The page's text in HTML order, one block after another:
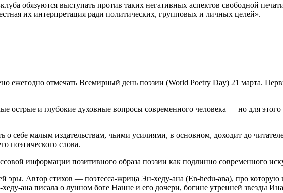
обязуются выступать против таких негативных аспектов свободной
их интерпретация ради политических, групповых и личных целей».
отмечать Всемирный день поэзии (World Poetry Day) 21 марта.
и глубокие духовные вопросы современного человека — но для этого
себе малым издательствам, чьими усилиями, в основном, доходит до
поэтического слова.
информации позитивного образа поэзии как подлинно современного
эры. Автор стихов — поэтесса-жрица Эн-хеду-ана (En-hedu-ana), про которую
ана писала о лунном боге Нанне и его дочери, богине утренней звезды